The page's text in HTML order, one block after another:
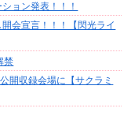
ョン発表！！！
会宣言！！！【閃光ライ
禁
開収録会場に【サクラミ